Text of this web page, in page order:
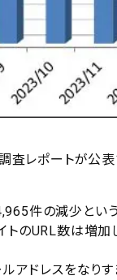
査レポートが公表
件の減少とい
のURL数は増加
アドレスをなり